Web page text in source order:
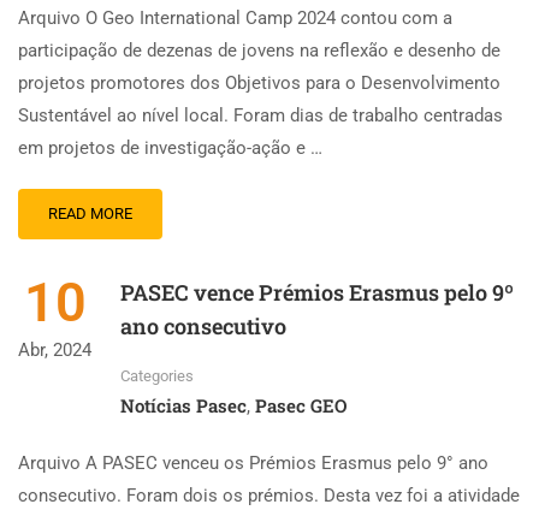
Arquivo O Geo International Camp 2024 contou com a
participação de dezenas de jovens na reflexão e desenho de
projetos promotores dos Objetivos para o Desenvolvimento
Sustentável ao nível local. Foram dias de trabalho centradas
em projetos de investigação-ação e …
READ MORE
10
Abr, 2024
PASEC vence Prémios Erasmus pelo 9º
ano consecutivo
Categories
Notícias Pasec, Pasec GEO
Arquivo A PASEC venceu os Prémios Erasmus pelo 9° ano
consecutivo. Foram dois os prémios. Desta vez foi a atividade